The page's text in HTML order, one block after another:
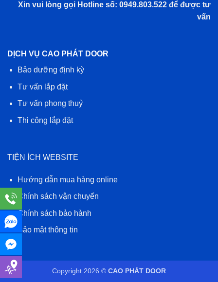
Xin vui lòng gọi Hotline số: 0949.803.522 để được tư
vấn
DỊCH VỤ CAO PHÁT DOOR
Bảo dưỡng định kỳ
Tư vấn lắp đặt
Tư vấn phong thuỷ
Thi công lắp đặt
TIỆN ÍCH WEBSITE
Hướng dẫn mua hàng online
Chính sách vận chuyển
Chính sách bảo hành
Bảo mật thông tin
Copyright 2026 © CAO PHÁT DOOR